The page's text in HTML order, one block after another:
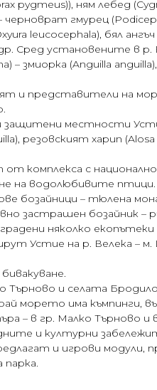
ням лебед
гмурец
leucocephala), бял ангъч
Сред установените в
(Anguilla anguilla),
представители на
местности
резовският харип
с национално
на водолюбивите птици.
– тюлена
застрашен бозайник –
няколко
Устие на р. Велека –
Търново и селата
морето има къмпинги,
– в гр. Малко Търново
и културни
и игрови модули,